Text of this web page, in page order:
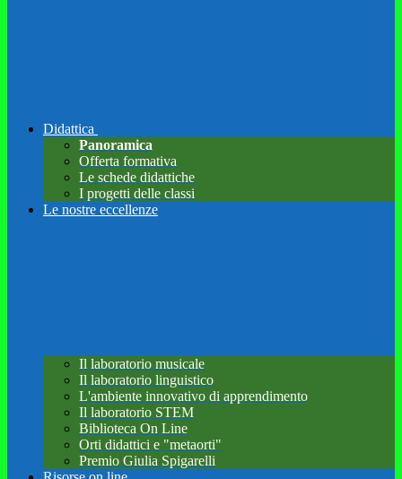
Didattica
Panoramica
Offerta formativa
Le schede didattiche
I progetti delle classi
Le nostre eccellenze
Il laboratorio musicale
Il laboratorio linguistico
L'ambiente innovativo di apprendimento
Il laboratorio STEM
Biblioteca On Line
Orti didattici e "metaorti"
Premio Giulia Spigarelli